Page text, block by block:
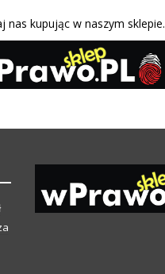
nas kupując w naszym sklepie.